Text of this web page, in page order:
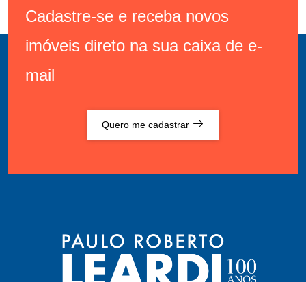
Cadastre-se e receba novos
imóveis direto na sua caixa de e-
mail
Quero me cadastrar